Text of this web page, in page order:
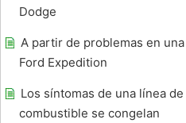
Dodge
A partir de problemas en una
Ford Expedition
Los síntomas de una línea de
combustible se congelan